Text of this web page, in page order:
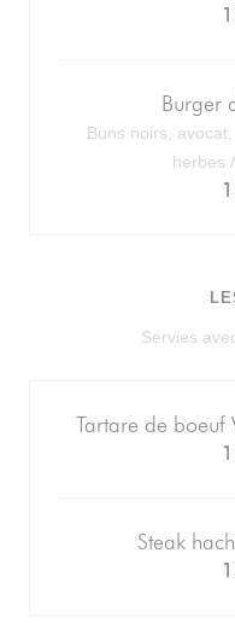
Burger
Buns noirs,
herbes
Servies
Tartare de boeuf
Steak